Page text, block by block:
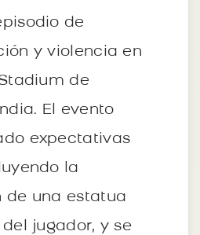
de
y violencia en
de
El evento
expectativas
la
de una estatua
del jugador, y se